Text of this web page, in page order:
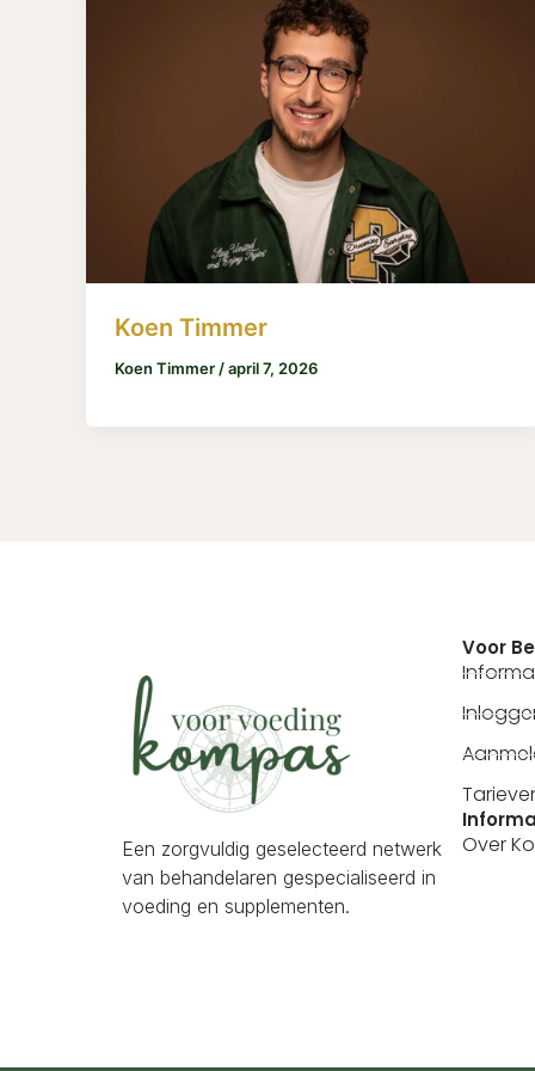
Koen Timmer
Koen Timmer/april 7, 2026
Een zorgvuldig geselecteerd netwerk
van behandelaren gespecialiseerd in
voeding en supplementen.
Voor
Over